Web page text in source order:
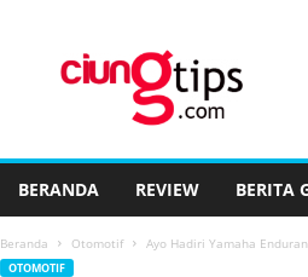
BERANDA REVIEW BERITA
Beranda Otomotif Ayo Hadiri Yamaha
OTOMOTIF